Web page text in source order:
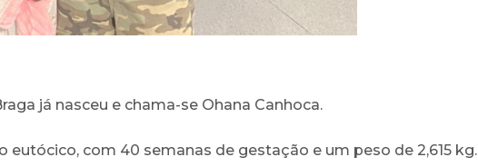
já nasceu e chama-se Ohana Canhoca.
eutócico, com 40 semanas de gestação e um peso de 2,615 kg.